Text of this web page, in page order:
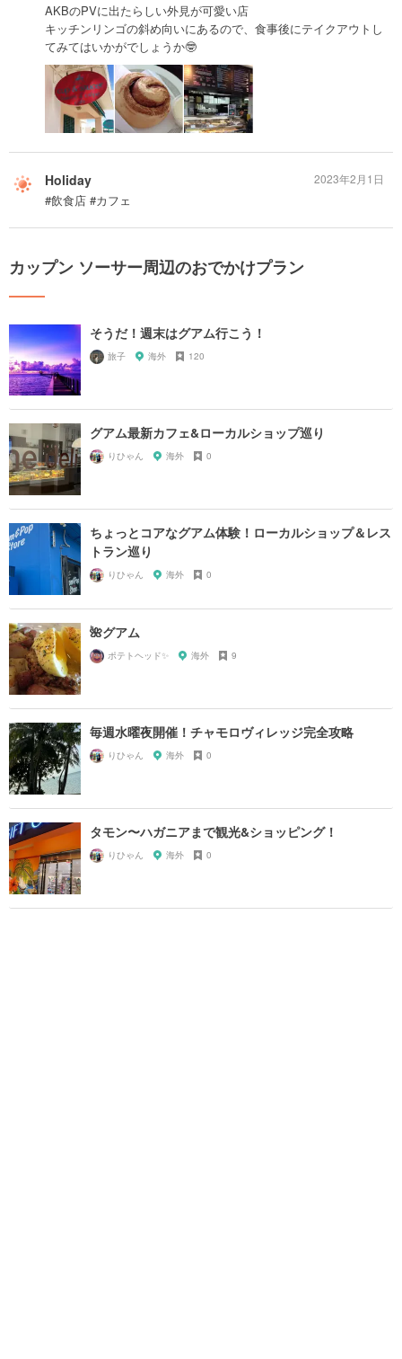
AKBのPVに出たらしい外見が可愛い店
キッチンリンゴの斜め向いにあるので、食事後にテイクアウトし
てみてはいかがでしょうか🤓
Holiday
#飲食店 #カフェ
2023年2月1日
カップン ソーサー周辺のおでかけプラン
そうだ！週末はグアム行こう！
旅子 海外 120
グアム最新カフェ&ローカルショップ巡り
りひゃん 海外 0
ちょっとコアなグアム体験！ローカルショップ＆レス
トラン巡り
りひゃん 海外 0
🌺グアム
ポテトヘッド✨ 海外 9
毎週水曜夜開催！チャモロヴィレッジ完全攻略
りひゃん 海外 0
タモン〜ハガニアまで観光&ショッピング！
りひゃん 海外 0